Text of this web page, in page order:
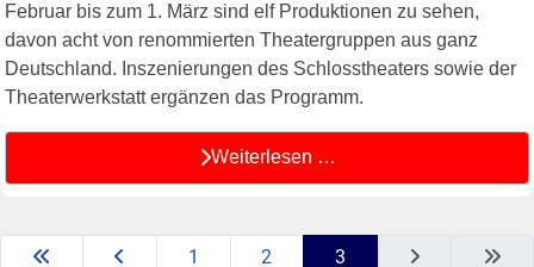
Februar bis zum 1. März sind elf Produktionen zu sehen,
davon acht von renommierten Theatergruppen aus ganz
Deutschland. Inszenierungen des Schlosstheaters sowie der
Theaterwerkstatt ergänzen das Programm.
Weiterlesen …
1 2 3